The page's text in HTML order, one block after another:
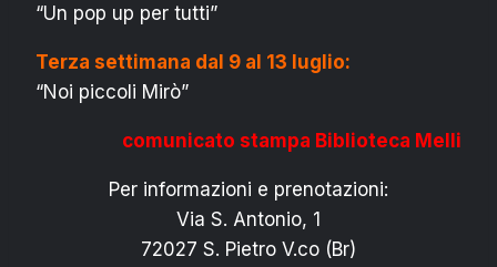
“Un pop up per tutti”
Terza settimana dal 9 al 13 luglio:
“Noi piccoli Mirò”
comunicato stampa Biblioteca Melli
Per informazioni e prenotazioni:
Via S. Antonio, 1
72027 S. Pietro V.co (Br)